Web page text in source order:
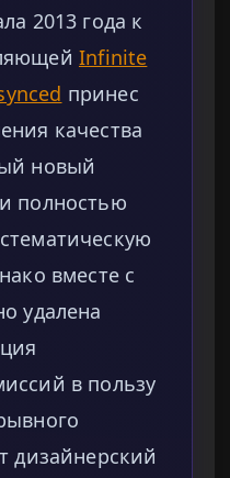
2013 года к
Infinite
принес
качества
новый
полностью
вместе с
удалена
в пользу
дизайнерский